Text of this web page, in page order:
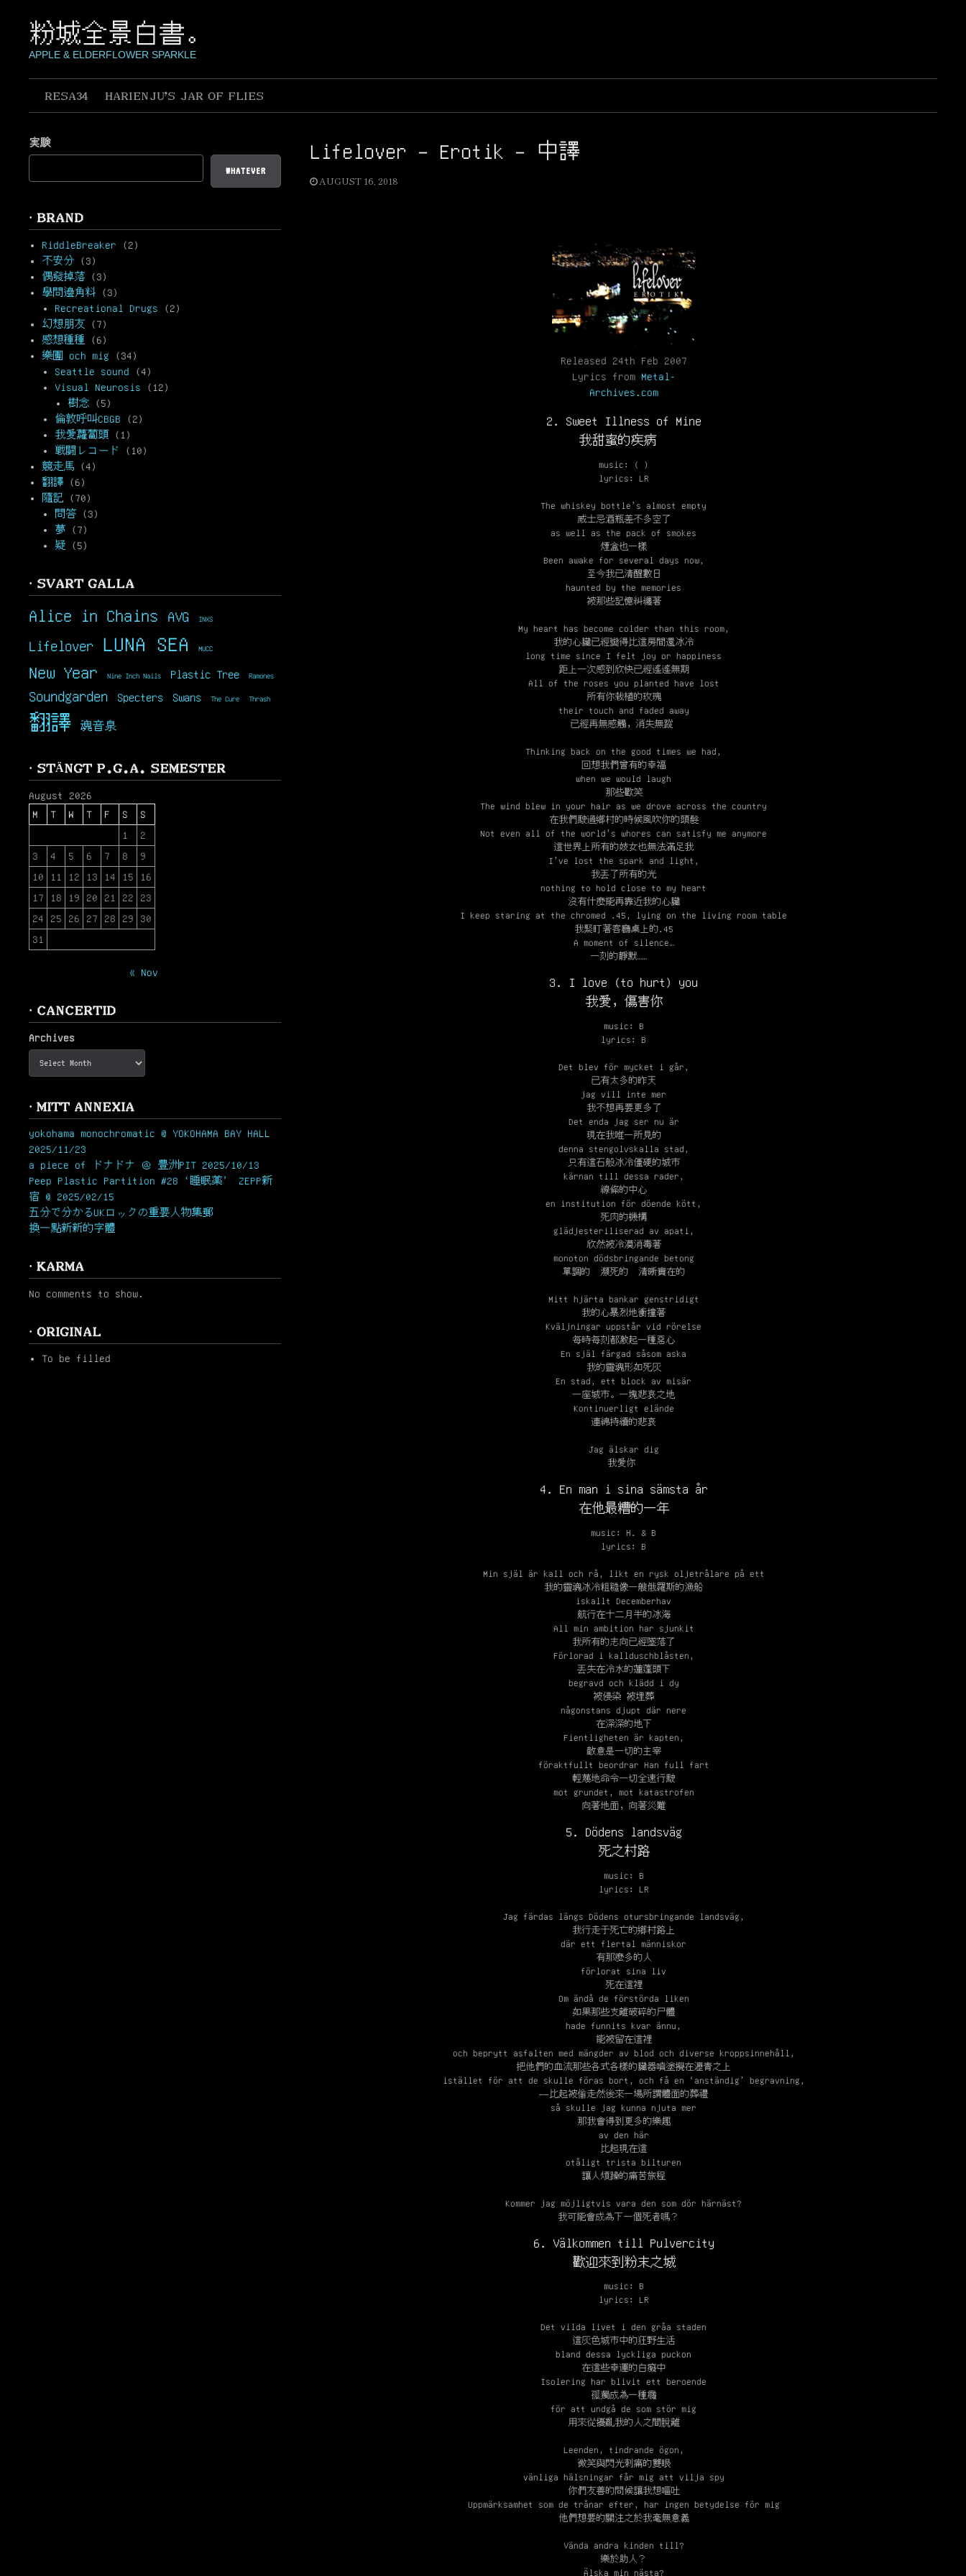
content粉城全景白書。
APPLE & ELDERFLOWER SPARKLE
RESA34 HARIENJU’S JAR OF FLIES
Lifelover – Erotik – 中譯
AUGUST 16, 2018
Released 24th Feb 2007
Lyrics from Metal-
Archives.com
2. Sweet Illness of Mine
我甜蜜的疾病
music: ( )
lyrics: LR
The whiskey bottle’s almost empty
威士忌酒瓶差不多空了
as well as the pack of smokes
煙盒也一樣
Been awake for several days now,
至今我已清醒數日
haunted by the memories
被那些記憶糾纏著
My heart has become colder than this room,
我的心臟已經變得比這房間還冰冷
long time since I felt joy or happiness
距上一次感到欣快已經遙遙無期
All of the roses you planted have lost
所有你栽植的玫瑰
their touch and faded away
已經再無感觸，消失無蹤
Thinking back on the good times we had,
回想我們曾有的幸福
when we would laugh
那些歡笑
The wind blew in your hair as we drove across the country
在我們駛過鄉村的時候風吹你的頭髮
Not even all of the world’s whores can satisfy me anymore
這世界上所有的妓女也無法滿足我
I’ve lost the spark and light,
我丟了所有的光
nothing to hold close to my heart
沒有什麼能再靠近我的心臟
I keep staring at the chromed .45, lying on the living room table
我緊盯著客廳桌上的.45
A moment of silence…
一刻的靜默……
3. I love (to hurt) you
我愛，傷害你
music: B
lyrics: B
Det blev för mycket i går,
已有太多的昨天
jag vill inte mer
我不想再要更多了
Det enda jag ser nu är
現在我唯一所見的
denna stengolvskalla stad,
只有這石般冰冷僵硬的城市
kärnan till dessa rader,
線條的中心
en institution för döende kött,
死肉的機構
glädjesteriliserad av apati,
欣然被冷漠消毒著
monoton dödsbringande betong
單調的 瀕死的 清晰實在的
Mitt hjärta bankar genstridigt
我的心暴烈地衝撞著
Kväljningar uppstår vid rörelse
每時每刻都激起一種惡心
En själ färgad såsom aska
我的靈魂形如死灰
En stad, ett block av misär
一座城市。一塊悲哀之地
Kontinuerligt elände
連綿持續的悲哀
Jag älskar dig
我愛你
4. En man i sina sämsta år
在他最糟的一年
music: H. & B
lyrics: B
Min själ är kall och rå, likt en rysk oljetrålare på ett
我的靈魂冰冷粗糙像一艘俄羅斯的漁船
iskallt Decemberhav
航行在十二月半的冰海
All min ambition har sjunkit
我所有的志向已經墜落了
Förlorad i kallduschblåsten,
丟失在冷水的蓮蓬頭下
begravd och klädd i dy
被侵染 被埋葬
någonstans djupt där nere
在深深的地下
Fientligheten är kapten,
敵意是一切的主宰
föraktfullt beordrar Han full fart
輕蔑地命令一切全速行駛
mot grundet, mot katastrofen
向著地面，向著災難
5. Dödens landsväg
死之村路
music: B
lyrics: LR
Jag färdas längs Dödens otursbringande landsväg,
我行走于死亡的鄉村路上
där ett flertal människor
有那麼多的人
förlorat sina liv
死在這裡
Om ändå de förstörda liken
如果那些支離破碎的尸體
hade funnits kvar ännu,
能被留在這裡
och beprytt asfalten med mängder av blod och diverse kroppsinnehåll,
把他們的血流那些各式各樣的臟器噴塗攪在瀝青之上
istället för att de skulle föras bort, och få en ‘anständig’ begravning,
——比起被偷走然後來一場所謂體面的葬禮
så skulle jag kunna njuta mer
那我會得到更多的樂趣
av den här
比起現在這
otåligt trista bilturen
讓人煩躁的痛苦旅程
Kommer jag möjligtvis vara den som dör härnäst?
我可能會成為下一個死者嗎？
6. Välkommen till Pulvercity
歡迎來到粉末之城
music: B
lyrics: LR
Det vilda livet i den gråa staden
這灰色城市中的狂野生活
bland dessa lyckliga puckon
在這些幸運的白癡中
Isolering har blivit ett beroende
孤獨成為一種癮
för att undgå de som stör mig
用來從擾亂我的人之間脫離
Leenden, tindrande ögon,
微笑與閃光刺痛的雙眼
vänliga hälsningar får mig att vilja spy
你們友善的問候讓我想嘔吐
Uppmärksamhet som de trånar efter, har ingen betydelse för mig
他們想要的關注之於我毫無意義
Vända andra kinden till?
樂於助人？
Älska min nästa?
実験
WHATEVER
· BRAND
RiddleBreaker (2)
不安分 (3)
偶發掉落 (3)
學問邊角料 (3)
Recreational Drugs (2)
幻想朋友 (7)
感想種種 (6)
樂團 och mig (34)
Seattle sound (4)
Visual Neurosis (12)
樹念 (5)
倫敦呼叫CBGB (2)
我愛蘿蔔頭 (1)
戦闘レコード
(10)
競走馬 (4)
翻譯 (6)
隨記 (70)
問答 (3)
夢 (7)
疑 (5)
· SVART GALLA
Alice in Chains AVG INXS
Lifelover LUNA SEA MUCC
New Year Nine Inch Nails Plastic Tree Ramones
Soundgarden Specters Swans The Cure Thrash
翻譯 魂音泉
· STÄNGT P.G.A. SEMESTER
August 2026
M
T W T F S
S
1
2
3
4 5 6 7 8
9
10
11 12 13 14 15
16
17
18 19 20 21 22
23
24
25 26 27 28 29
30
31
« Nov
· CANCERTID
Archives
· MITT ANNEXIA
yokohama monochromatic @ YOKOHAMA BAY HALL
2025/11/23
a piece of ドナドナ ＠ 豊洲PIT 2025/10/13
Peep Plastic Partition #28 ‘睡眠薬’ ZEPP新
宿 @ 2025/02/15
五分で分かるUKロックの重要人物集郵
換一點新新的字體
· KARMA
No comments to show.
· ORIGINAL
To be filled